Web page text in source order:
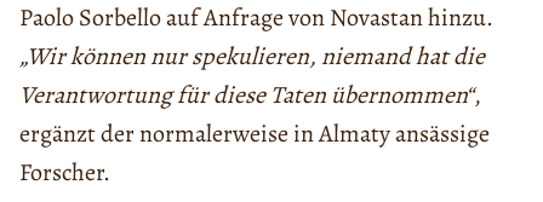
Paolo Sorbello auf Anfrage von Novastan hinzu.
„Wir können nur spekulieren, niemand hat die
Verantwortung für diese Taten übernommen“,
ergänzt der normalerweise in Almaty ansässige
Forscher.